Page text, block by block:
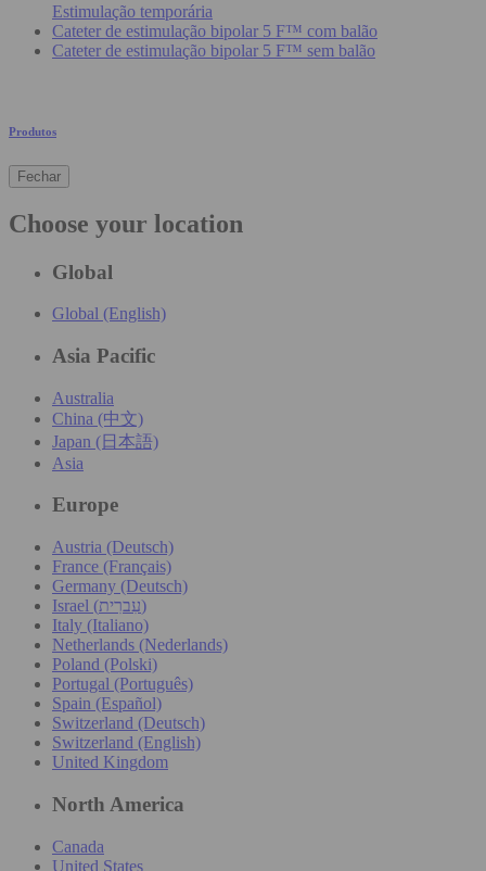
Estimulação temporária
Cateter de estimulação bipolar 5 F™ com balão
Cateter de estimulação bipolar 5 F™ sem balão
Produtos
Fechar
Choose your location
Global
Global (English)
Asia Pacific
Australia
China (中文)
Japan (日本語)
Asia
Europe
Austria (Deutsch)
France (Français)
Germany (Deutsch)
Israel (עִברִית)
Italy (Italiano)
Netherlands (Nederlands)
Poland (Polski)
Portugal (Português)
Spain (Español)
Switzerland (Deutsch)
Switzerland (English)
United Kingdom
North America
Canada
United States